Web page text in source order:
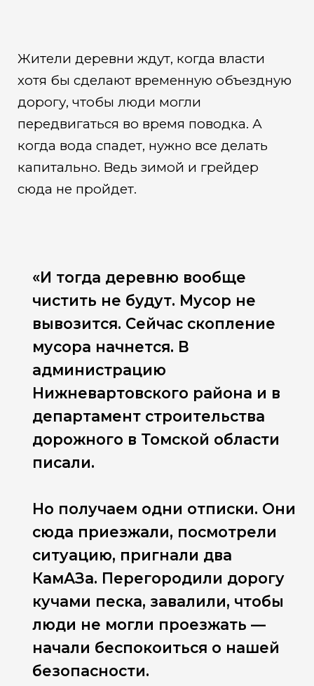
Жители деревни ждут, когда власти
хотя бы сделают временную объездную
дорогу, чтобы люди могли
передвигаться во время поводка. А
когда вода спадет, нужно все делать
капитально. Ведь зимой и грейдер
сюда не пройдет.
«И тогда деревню вообще
чистить не будут. Мусор не
вывозится. Сейчас скопление
мусора начнется. В
администрацию
Нижневартовского района и в
департамент строительства
дорожного в Томской области
писали.
Но получаем одни отписки. Они
сюда приезжали, посмотрели
ситуацию, пригнали два
КамАЗа. Перегородили дорогу
кучами песка, завалили, чтобы
люди не могли проезжать —
начали беспокоиться о нашей
безопасности.